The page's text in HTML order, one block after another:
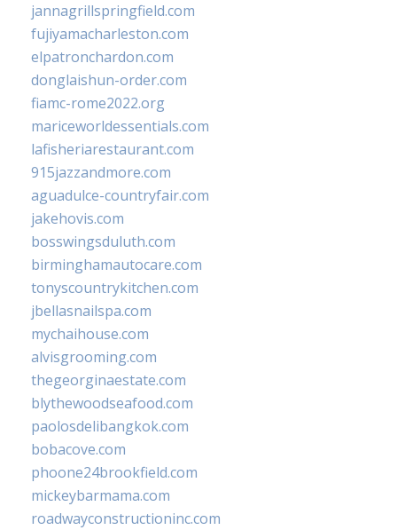
jannagrillspringfield.com
fujiyamacharleston.com
elpatronchardon.com
donglaishun-order.com
fiamc-rome2022.org
mariceworldessentials.com
lafisheriarestaurant.com
915jazzandmore.com
aguadulce-countryfair.com
jakehovis.com
bosswingsduluth.com
birminghamautocare.com
tonyscountrykitchen.com
jbellasnailspa.com
mychaihouse.com
alvisgrooming.com
thegeorginaestate.com
blythewoodseafood.com
paolosdelibangkok.com
bobacove.com
phoone24brookfield.com
mickeybarmama.com
roadwayconstructioninc.com